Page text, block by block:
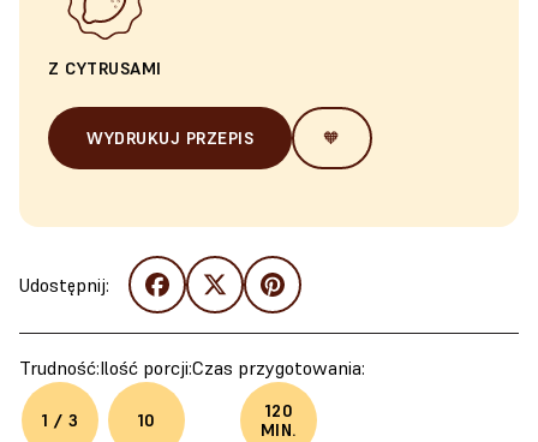
Z CYTRUSAMI
WYDRUKUJ PRZEPIS 🧡
Udostępnij:
Trudność:
1 / 3
Ilość porcji:
10
Czas przygotowania:
120
MIN.